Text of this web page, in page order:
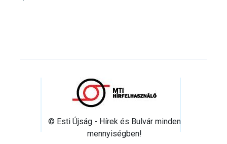
© Esti Újság - Hírek és Bulvár minden
mennyiségben!